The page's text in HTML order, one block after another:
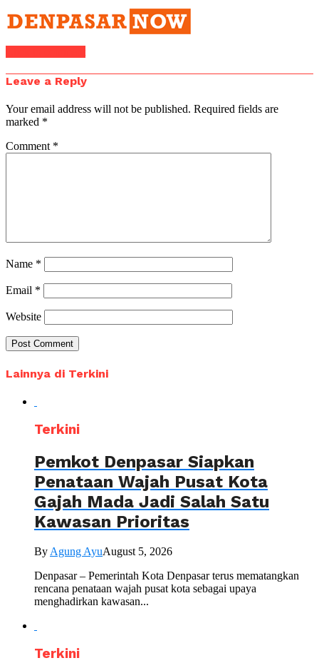
Leave a Reply
Your email address will not be published. Required fields are
marked *
Comment *
Name *
Email *
Website
Lainnya di Terkini
Terkini
Pemkot Denpasar Siapkan
Penataan Wajah Pusat Kota
Gajah Mada Jadi Salah Satu
Kawasan Prioritas
ByAgung AyuAugust 5, 2026
Denpasar – Pemerintah Kota Denpasar terus mematangkan
rencana penataan wajah pusat kota sebagai upaya
menghadirkan kawasan...
Terkini